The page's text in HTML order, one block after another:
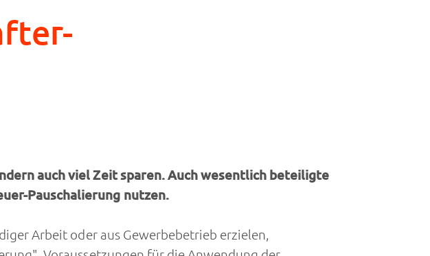
auch viel Zeit sparen. Auch wesentlich beteiligte
Pauschalierung nutzen.
Arbeit oder aus Gewerbebetrieb erzielen,